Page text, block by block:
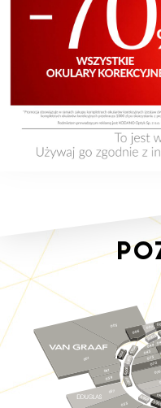
044
043
073
072
070
S0
0
5
S0
0
6
S0
0
7
S008 S009
003 007
S003
006
001
041
039
037
035
S004
S00
4a